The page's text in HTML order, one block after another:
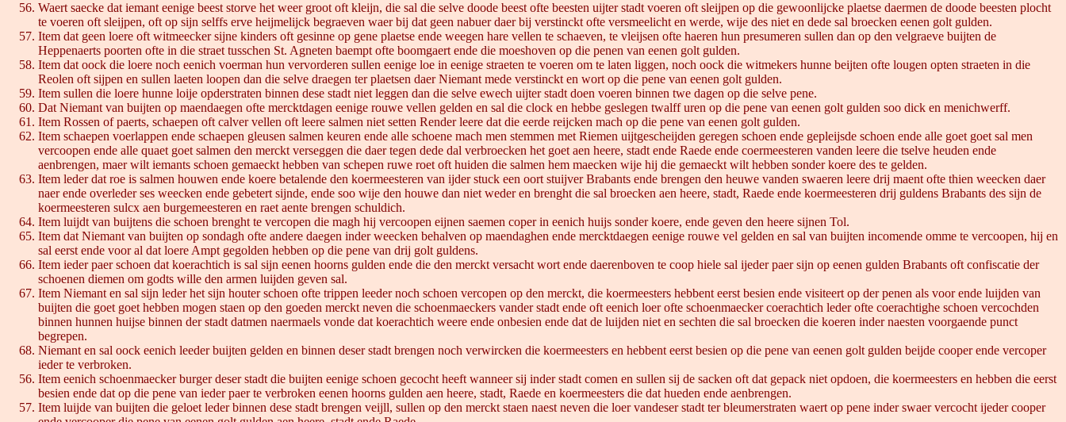
Waert saecke dat iemant eenige beest storve het weer groot oft kleijn, die sal die selve doode beest ofte beesten uijter stadt voeren oft sleijpen op die gewoonlijcke plaetse daermen de doode beesten plocht
te voeren oft sleijpen, oft op sijn selffs erve heijmelijck begraeven waer bij dat geen nabuer daer bij verstinckt ofte versmeelicht en werde, wije des niet en dede sal broecken eenen golt gulden.
Item dat geen loere oft witmeecker sijne kinders oft gesinne op gene plaetse ende weegen hare vellen te schaeven, te vleijsen ofte haeren hun presumeren sullen dan op den velgraeve buijten de
Heppenaerts poorten ofte in die straet tusschen St. Agneten baempt ofte boomgaert ende die moeshoven op die penen van eenen golt gulden.
Item dat oock die loere noch eenich voerman hun vervorderen sullen eenige loe in eenige straeten te voeren om te laten liggen, noch oock die witmekers hunne beijten ofte lougen opten straeten in die
Reolen oft sijpen en sullen laeten loopen dan die selve draegen ter plaetsen daer Niemant mede verstinckt en wort op die pene van eenen golt gulden.
Item sullen die loere hunne loije opderstraten binnen dese stadt niet leggen dan die selve ewech uijter stadt doen voeren binnen twe dagen op die selve pene.
Dat Niemant van buijten op maendaegen ofte mercktdagen eenige rouwe vellen gelden en sal die clock en hebbe geslegen twalff uren op die pene van eenen golt gulden soo dick en menichwerff.
Item Rossen of paerts, schaepen oft calver vellen oft leere salmen niet setten Render leere dat die eerde reijcken mach op die pene van eenen golt gulden.
Item schaepen voerlappen ende schaepen gleusen salmen keuren ende alle schoene mach men stemmen met Riemen uijtgescheijden geregen schoen ende gepleijsde schoen ende alle goet goet sal men
vercoopen ende alle quaet goet salmen den merckt verseggen die daer tegen dede dal verbroecken het goet aen heere, stadt ende Raede ende coermeesteren vanden leere die tselve heuden ende
aenbrengen, maer wilt iemants schoen gemaeckt hebben van schepen ruwe roet oft huiden die salmen hem maecken wije hij die gemaeckt wilt hebben sonder koere des te gelden.
Item leder dat roe is salmen houwen ende koere betalende den koermeesteren van ijder stuck een oort stuijver Brabants ende brengen den heuwe vanden swaeren leere drij maent ofte thien weecken daer
naer ende overleder ses weecken ende gebetert sijnde, ende soo wije den houwe dan niet weder en brenght die sal broecken aen heere, stadt, Raede ende koermeesteren drij guldens Brabants des sijn de
koermeesteren sulcx aen burgemeesteren en raet aente brengen schuldich.
Item luijdt van buijtens die schoen brenght te vercopen die magh hij vercoopen eijnen saemen coper in eenich huijs sonder koere, ende geven den heere sijnen Tol.
Item dat Niemant van buijten op sondagh ofte andere daegen inder weecken behalven op maendaghen ende mercktdaegen eenige rouwe vel gelden en sal van buijten incomende omme te vercoopen, hij en
sal eerst ende voor al dat loere Ampt gegolden hebben op die pene van drij golt guldens.
Item ieder paer schoen dat koerachtich is sal sijn eenen hoorns gulden ende die den merckt versacht wort ende daerenboven te coop hiele sal ijeder paer sijn op eenen gulden Brabants oft confiscatie der
schoenen diemen om godts wille den armen luijden geven sal.
Item Niemant en sal sijn leder het sijn houter schoen ofte trippen leeder noch schoen vercopen op den merckt, die koermeesters hebbent eerst besien ende visiteert op der penen als voor ende luijden van
buijten die goet goet hebben mogen staen op den goeden merckt neven die schoenmaeckers vander stadt ende oft eenich loer ofte schoenmaecker coerachtich leder ofte coerachtighe schoen vercochden
binnen hunnen huijse binnen der stadt datmen naermaels vonde dat koerachtich weere ende onbesien ende dat de luijden niet en sechten die sal broecken die koeren inder naesten voorgaende punct
begrepen.
Niemant en sal oock eenich leeder buijten gelden en binnen deser stadt brengen noch verwircken die koermeesters en hebbent eerst besien op die pene van eenen golt gulden beijde cooper ende vercoper
ieder te verbroken.
Item eenich schoenmaecker burger deser stadt die buijten eenige schoen gecocht heeft wanneer sij inder stadt comen en sullen sij de sacken oft dat gepack niet opdoen, die koermeesters en hebben die eerst
besien ende dat op die pene van ieder paer te verbroken eenen hoorns gulden aen heere, stadt, Raede en koermeesters die dat hueden ende aenbrengen.
Item luijde van buijten die geloet leder binnen dese stadt brengen veijll, sullen op den merckt staen naest neven die loer vandeser stadt ter bleumerstraten waert op pene inder swaer vercocht ijeder cooper